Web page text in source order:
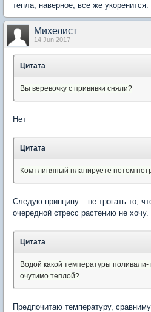
тепла, наверное, все же укоренится.
Михелист
14 Jun 2017
Цитата
Вы веревочку с прививки сняли?
Нет
Цитата
Ком глиняный планируете потом
Следую принципу – не трогать то,
очередной стресс растению не
Цитата
Водой какой температуры
очутимо теплой?
Предпочитаю температуру,